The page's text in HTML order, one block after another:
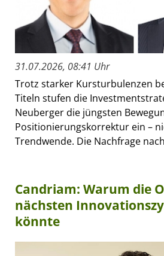
31.07.2026, 08:41 Uhr
Trotz starker Kursturbulenzen
Titeln stufen die
Neuberger die jüngsten
Positionierungskorrektur ein –
Trendwende. Die Nachfrage
Candriam: Warum die
nächsten
könnte